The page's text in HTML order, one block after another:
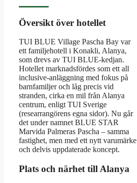
Översikt över hotellet
TUI BLUE Village Pascha Bay var
ett familjehotell i Konakli, Alanya,
som drevs av TUI BLUE-kedjan.
Hotellet marknadsfördes som ett all
inclusive-anläggning med fokus på
barnfamiljer och låg precis vid
stranden, cirka en mil från Alanya
centrum, enligt TUI Sverige
(researrangörens egna sidor). Nu går
det under namnet BLUE STAR
Marvida Palmeras Pascha – samma
fastighet, men med ett nytt varumärke
och delvis uppdaterade koncept.
Plats och närhet till Alanya